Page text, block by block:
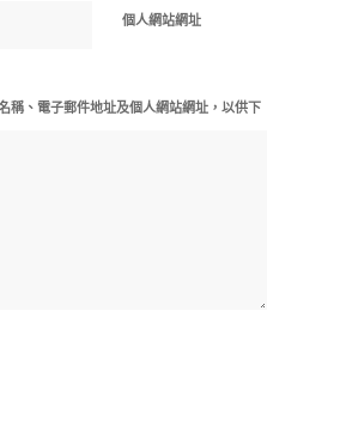
個人網站網址
稱、電子郵件地址及個人網站網址，以供下